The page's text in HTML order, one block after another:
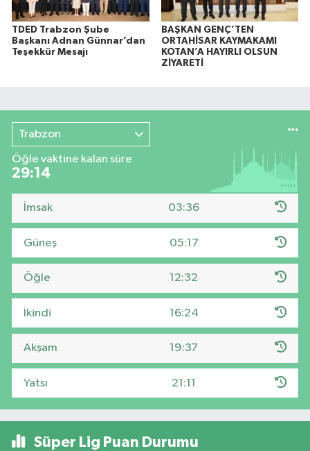
TDED Trabzon Şube
Başkanı Adnan Günnar’dan
Teşekkür Mesajı
BAŞKAN GENÇ’TEN
ORTAHİSAR KAYMAKAMI
KOTAN’A HAYIRLI OLSUN
ZİYARETİ
Trabzon
Öğle vaktine kalan süre
29:13
İmsak 03:36
Güneş 05:17
Öğle 12:32
İkindi 16:24
Akşam 19:37
Yatsı 21:11
Süper Lig Puan Durumu